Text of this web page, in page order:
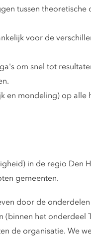
tussen
voor de
om snel tot
en mondeling) op
in de regio
gemeenten.
door de
het onderdeel
de organisatie. We